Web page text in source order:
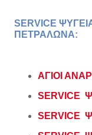
SERVICE
ΠΕΤΡΑΛΩΝΑ:
ΑΓΙΟΙ
SERVICE
SERVICE